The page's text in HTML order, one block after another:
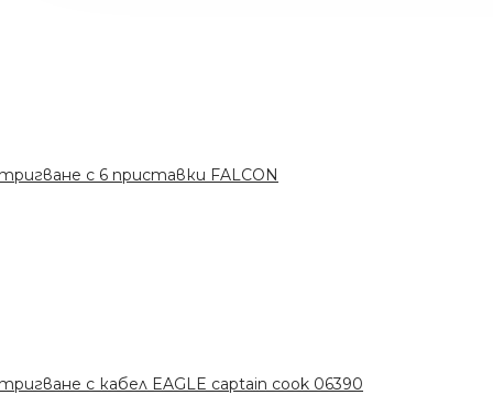
с 6 приставки FALCON
с кабел EAGLE captain cook 06390